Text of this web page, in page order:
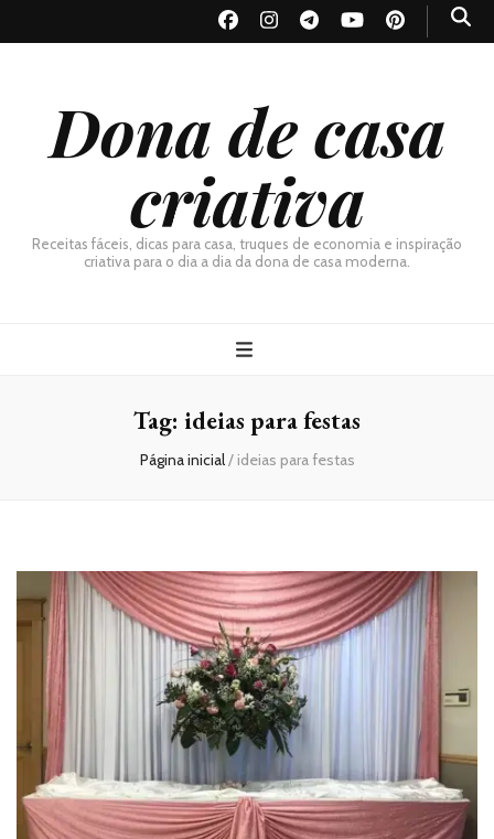
Dona de casa
criativa
Receitas fáceis, dicas para casa, truques de economia e inspiração
criativa para o dia a dia da dona de casa moderna.
Tag: ideias para festas
Página inicial/ ideias para festas